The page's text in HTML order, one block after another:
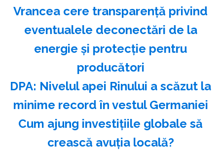
Vrancea cere transparenţă privind
eventualele deconectări de la
energie şi protecţie pentru
producători
DPA: Nivelul apei Rinului a scăzut la
minime record în vestul Germaniei
Cum ajung investițiile globale să
crească avuția locală?